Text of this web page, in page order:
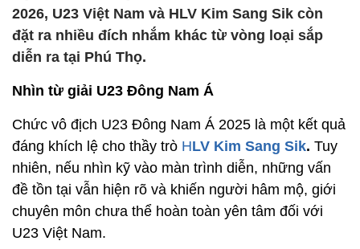
2026, U23 Việt Nam và HLV Kim Sang Sik còn
đặt ra nhiều đích nhắm khác từ vòng loại sắp
diễn ra tại Phú Thọ.
Nhìn từ giải U23 Đông Nam Á
Chức vô địch U23 Đông Nam Á 2025 là một kết quả
đáng khích lệ cho thầy trò HLV Kim Sang Sik. Tuy
nhiên, nếu nhìn kỹ vào màn trình diễn, những vấn
đề tồn tại vẫn hiện rõ và khiến người hâm mộ, giới
chuyên môn chưa thể hoàn toàn yên tâm đối với
U23 Việt Nam.